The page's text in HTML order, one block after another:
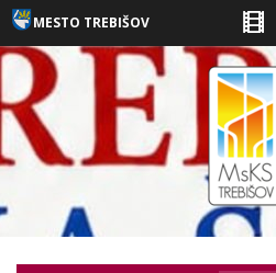
MESTO TREBIŠOV